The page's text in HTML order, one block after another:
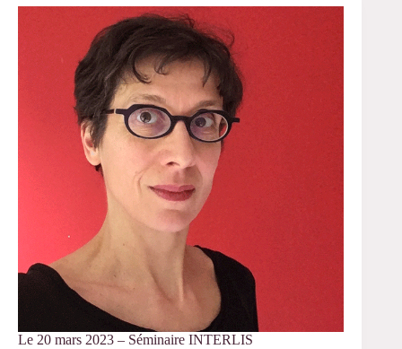
–
Séminaire
INTERLIS
Le 20 mars 2023 – Séminaire INTERLIS